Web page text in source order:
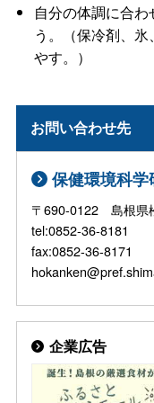
自分の体調に合
う。（保冷剤、
やす。）
お問い合わせ先
保健環境科学
〒690-0122 島根県
tel:0852-36-8181
fax:0852-36-8171
企業広告